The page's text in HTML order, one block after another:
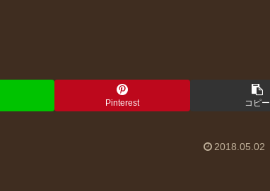
Pinterest コピー
2018.05.02